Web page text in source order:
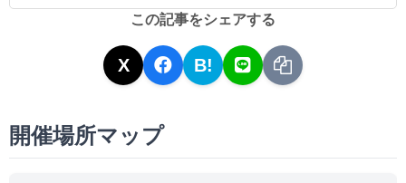
この記事をシェアする
X B!
開催場所マップ